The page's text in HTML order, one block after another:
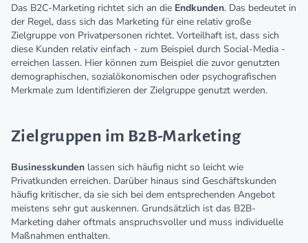
Das B2C-Marketing richtet sich an die Endkunden. Das bedeutet in
der Regel, dass sich das Marketing für eine relativ große
Zielgruppe von Privatpersonen richtet. Vorteilhaft ist, dass sich
diese Kunden relativ einfach - zum Beispiel durch Social-Media -
erreichen lassen. Hier können zum Beispiel die zuvor genutzten
demographischen, sozialökonomischen oder psychografischen
Merkmale zum Identifizieren der Zielgruppe genutzt werden.
Zielgruppen im B2B-Marketing
Businesskunden lassen sich häufig nicht so leicht wie
Privatkunden erreichen. Darüber hinaus sind Geschäftskunden
häufig kritischer, da sie sich bei dem entsprechenden Angebot
meistens sehr gut auskennen. Grundsätzlich ist das B2B-
Marketing daher oftmals anspruchsvoller und muss individuelle
Maßnahmen enthalten.